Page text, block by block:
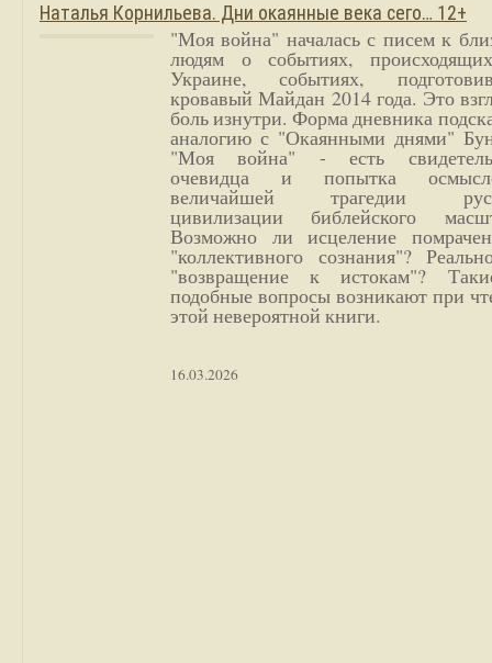
Наталья Корнильева. Дни окаянные века сего… 12+
"Моя война" началась с писем к
людям о событиях,
Украине, событиях,
кровавый Майдан 2014 года. Это
боль изнутри. Форма дневника
аналогию с "Окаянными днями"
"Моя война" - есть
очевидца и попытка
величайшей трагедии
цивилизации библейского
Возможно ли исцеление
"коллективного сознания"?
"возвращение к истокам"?
подобные вопросы возникают при
этой невероятной книги.
16.03.2026